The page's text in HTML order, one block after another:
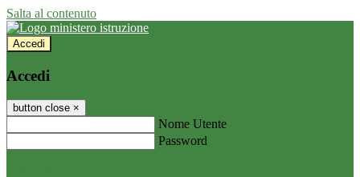
Salta al contenuto
Accedi
Accedi
button close ×
Nome Utente
Password